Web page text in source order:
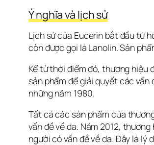
Ý nghĩa và lịch sử
Lịch sử của Eucerin bắt đầu từ
còn được gọi là Lanolin. Sản
Kể từ thời điểm đó, thương hiệu
sản phẩm để giải quyết các
những năm 1980.
Tất cả các sản phẩm của
vấn đề về da. Năm 2012,
người có vấn đề về da. Đây là